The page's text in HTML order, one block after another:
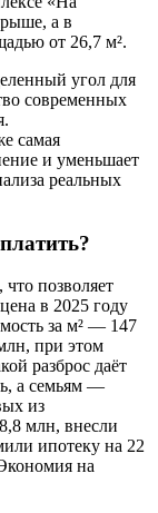
а в
от 26,7 м².
угол для
современных
самая
и уменьшает
реальных
позволяет
в 2025 году
за м² — 147
при этом
разброс даёт
а семьям —
из
млн, внесли
ипотеку на 22
на